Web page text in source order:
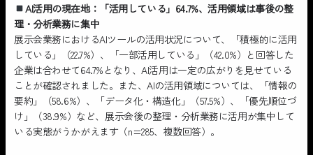
AI活用の現在地：「活用している」64.7%、活用領域は事後の整
理・分析業務に集中
展示会業務におけるAIツールの活用状況について、「積極的に活用
している」（22.7%）、「一部活用している」（42.0%）と回答した
企業は合わせて64.7%となり、AI活用は一定の広がりを見せている
ことが確認されました。また、AIの活用領域については、「情報の
要約」（58.6%）、「データ化・構造化」（57.5%）、「優先順位づ
け」（38.9%）など、展示会後の整理・分析業務に活用が集中して
いる実態がうかがえます（n=285、複数回答）。